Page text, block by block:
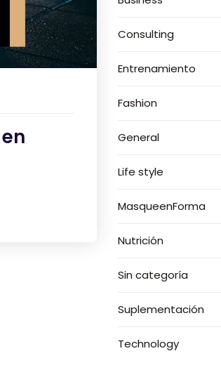
Consulting
Entrenamiento
Fashion
General
Life style
MasqueenForma
Nutrición
Sin categoría
Suplementación
Technology